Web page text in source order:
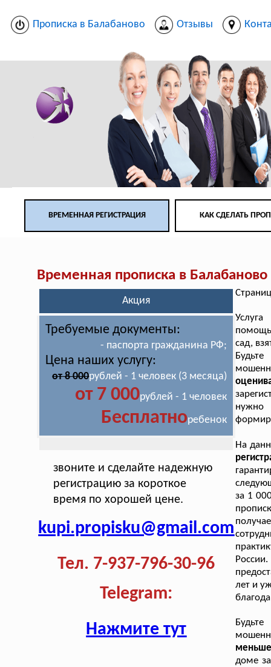
Прописка в Балабаново Отзывы
ВРЕМЕННАЯ РЕГИСТРАЦИЯ КАК СДЕЛАТЬ
Временная прописка в Балабаново
Акция
Требуемые документы:
- паспорта гражданина РФ;
Цена наших услугу:
от 8 000рублей - 1 человек (3 месяца)
от 7 000рублей - 1 человек
Бесплатноребенок
звоните и сделайте надежную
регистрацию за короткое
время по хорошей цене.
kupi.propisku@gmail.com
Тел. 7-937-796-30-96
Telegram:
Нажмите тут
сад,
нужно
На
за 1
лет и
меньше
доме